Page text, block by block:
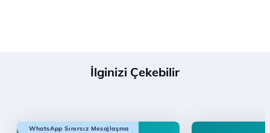
İlginizi Çekebilir
WhatsApp Sınırsız Mesajlaşma